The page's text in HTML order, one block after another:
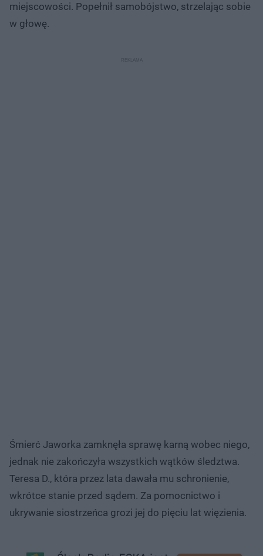
miejscowości. Popełnił samobójstwo, strzelając sobie
w głowę.
Śmierć Jaworka zamknęła sprawę karną wobec niego,
jednak nie zakończyła wszystkich wątków śledztwa.
Teresa D., która przez lata dawała mu schronienie,
wkrótce stanie przed sądem. Za pomocnictwo i
ukrywanie siostrzeńca grozi jej do pięciu lat więzienia.